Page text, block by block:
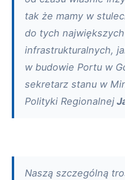
tak że mamy w
do tych
infrastrukturalnych,
w budowie Portu w
sekretarz stanu w
Polityki Regionalnej
Naszą szczególną